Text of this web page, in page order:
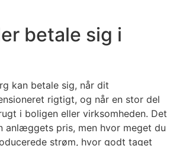
betale sig i
kan betale sig, når dit
rigtigt, og når en stor del
i boligen eller virksomheden. Det
anlæggets pris, men hvor meget du
strøm, hvor godt taget